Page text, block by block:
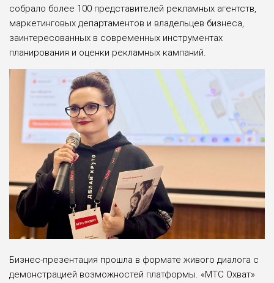
собрало более 100 представителей рекламных агентств,
маркетинговых департаментов и владельцев бизнеса,
заинтересованных в современных инструментах
планирования и оценки рекламных кампаний.
Бизнес-презентация прошла в формате живого диалога с
демонстрацией возможностей платформы. «МТС Охват»